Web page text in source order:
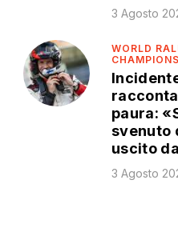
3 Agosto
WORLD
paura:
svenuto
uscito
3 Agosto